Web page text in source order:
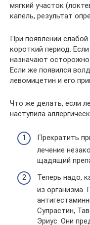
мягкий участок
капель, результат
При появлении
короткий период.
назначают осторожно
Если же появился
левомицетин и его
Что же делать, если
наступила
Прекратить
лечение
щадящий
Теперь надо,
из
Супрастин,
Эриус. Они